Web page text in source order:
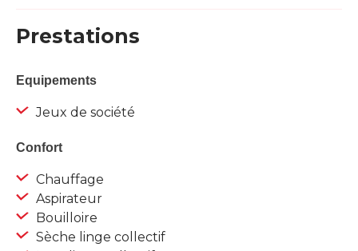
Prestations
Equipements
Jeux de société
Confort
Chauffage
Aspirateur
Bouilloire
Sèche linge collectif